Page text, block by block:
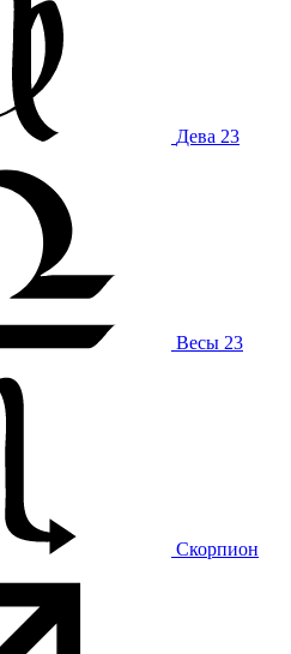
Дева 23
Весы 23
Скорпион